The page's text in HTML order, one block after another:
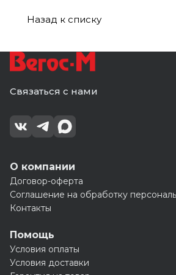
Назад к списку
Связаться с нами
О компании
Договор-оферта
Соглашение на обработку
Контакты
Помощь
Условия оплаты
Условия доставки